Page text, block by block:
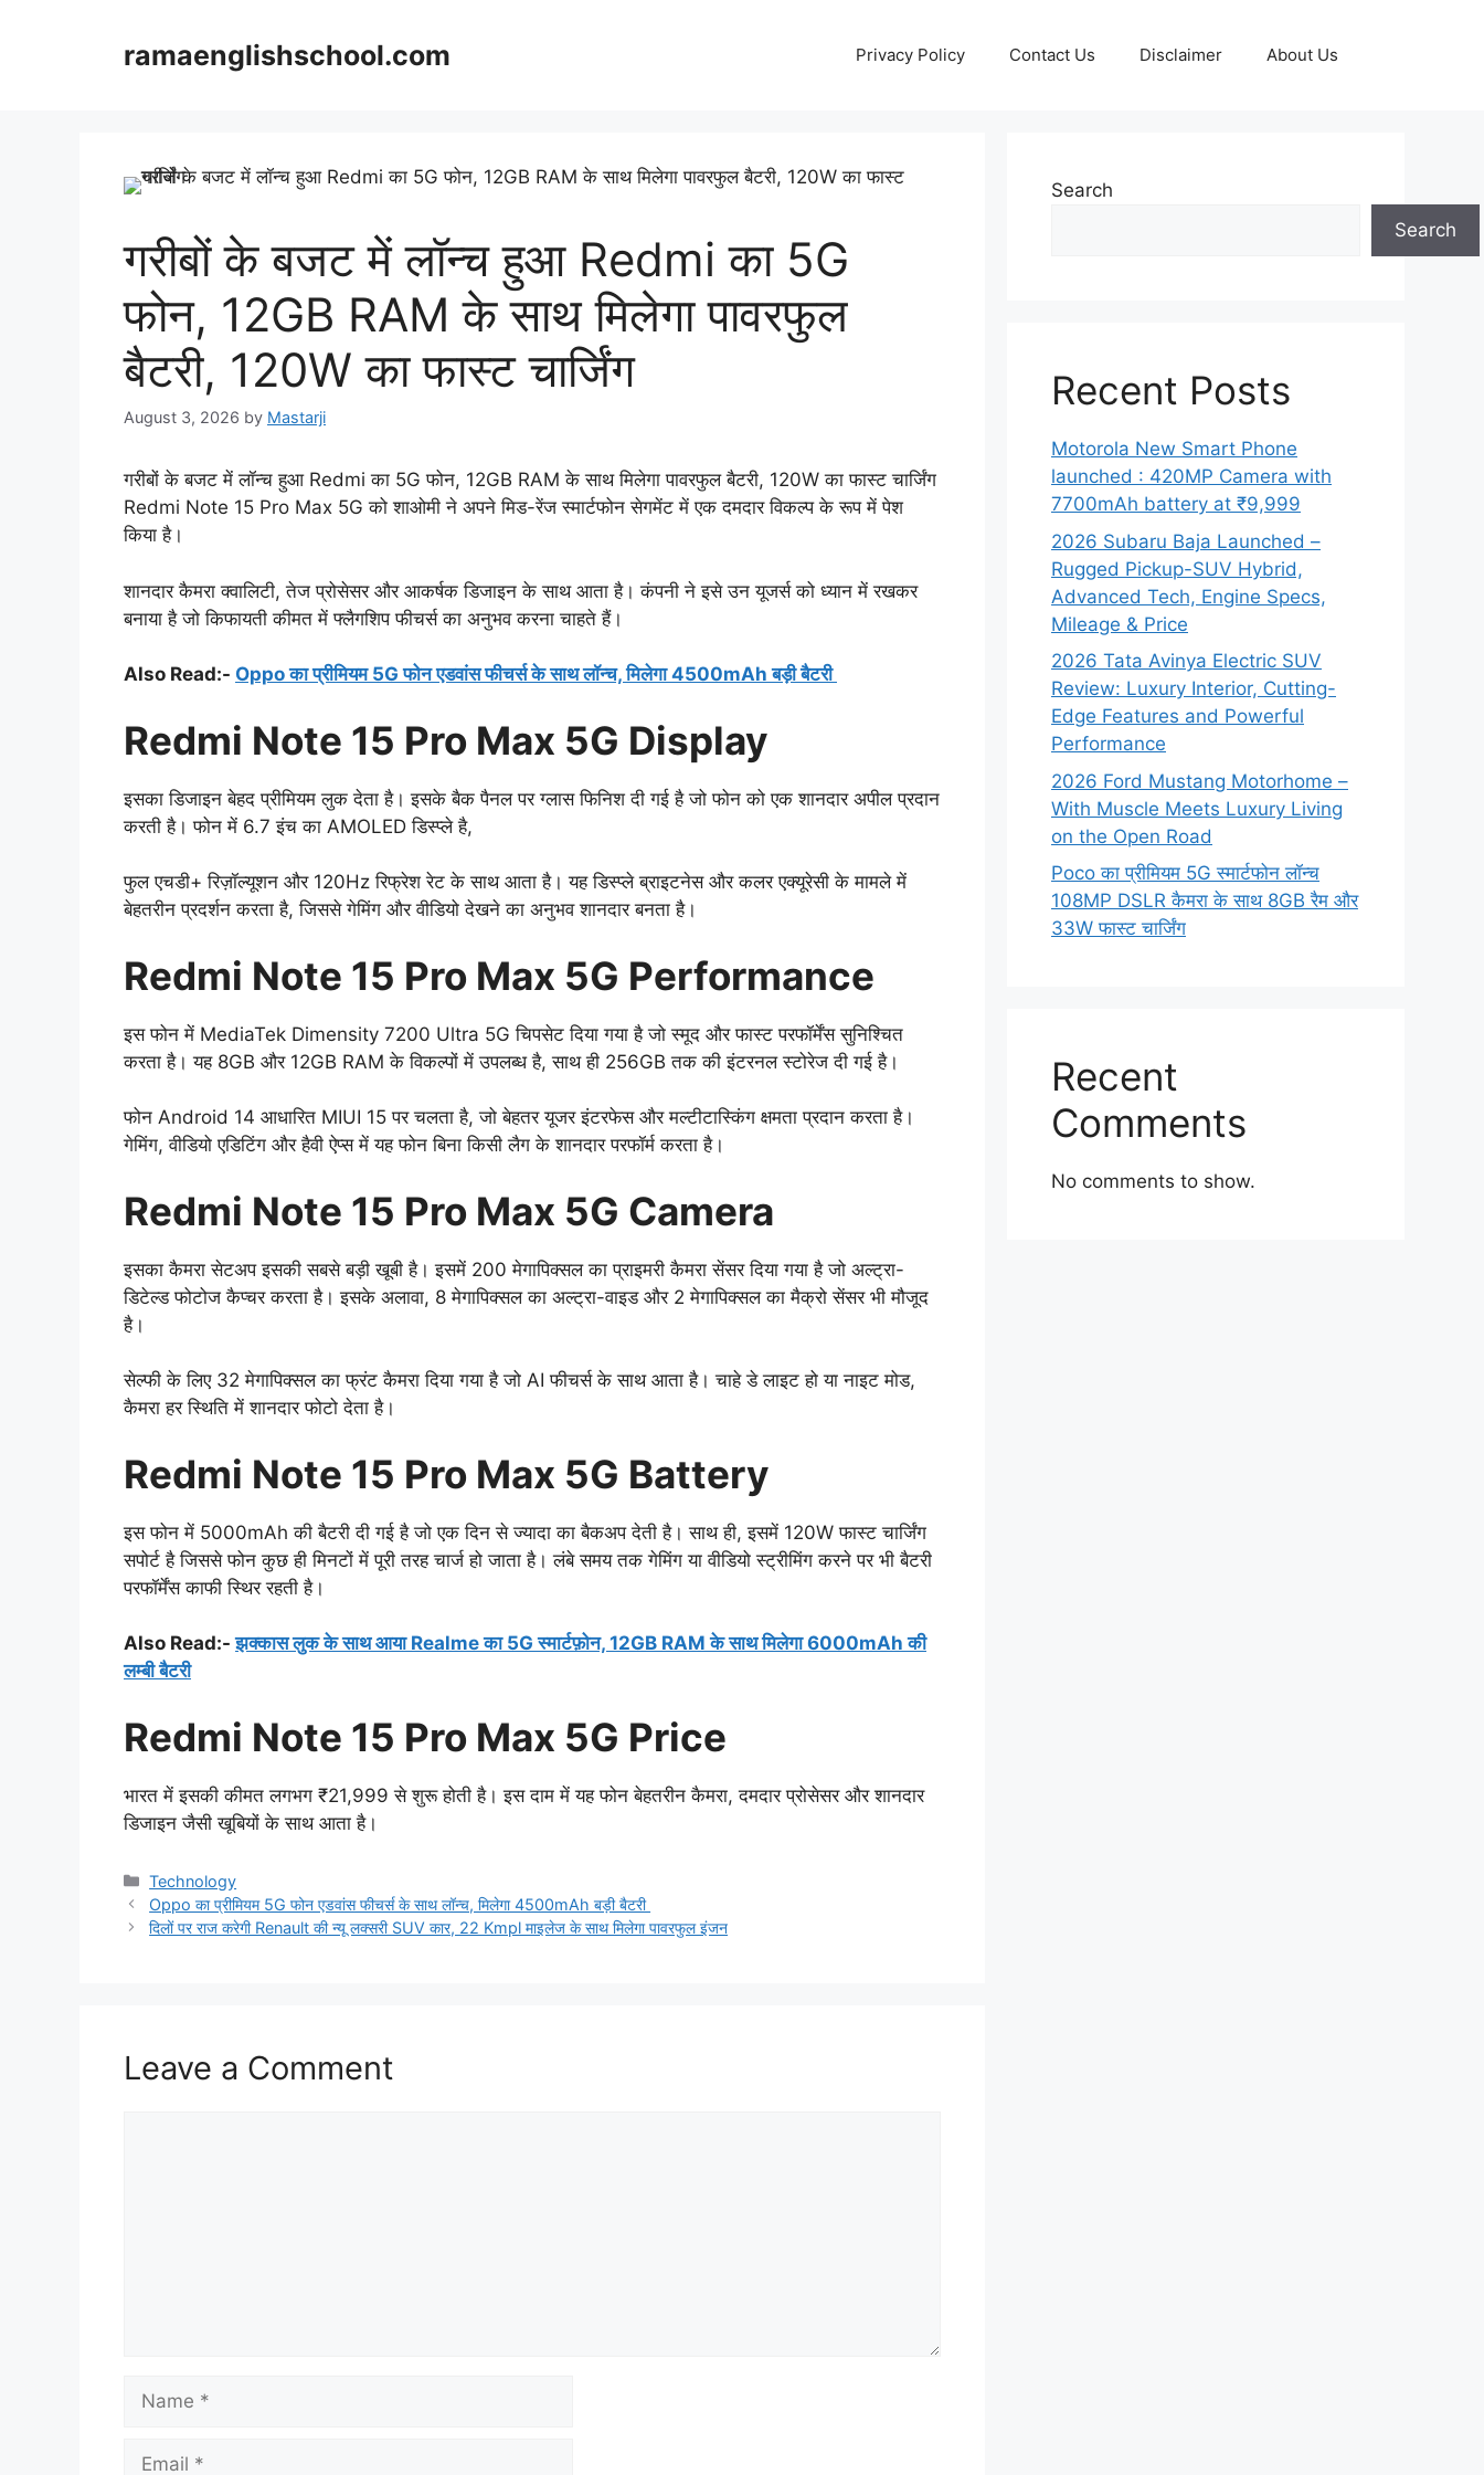
ramaenglishschool.com Privacy Policy Contact Us Disclaimer About Us
गरीबों के बजट में लॉन्च हुआ Redmi का 5G
फोन, 12GB RAM के साथ मिलेगा पावरफुल
बैटरी, 120W का फास्ट चार्जिंग
August 3, 2026 by Mastarji
गरीबों के बजट में लॉन्च हुआ Redmi का 5G फोन, 12GB RAM के साथ मिलेगा पावरफुल बैटरी, 120W का फास्ट चार्जिंग
Redmi Note 15 Pro Max 5G को शाओमी ने अपने मिड-रेंज स्मार्टफोन सेगमेंट में एक दमदार विकल्प के रूप में पेश
किया है।
शानदार कैमरा क्वालिटी, तेज प्रोसेसर और आकर्षक डिजाइन के साथ आता है। कंपनी ने इसे उन यूजर्स को ध्यान में रखकर
बनाया है जो किफायती कीमत में फ्लैगशिप फीचर्स का अनुभव करना चाहते हैं।
Also Read:- Oppo का प्रीमियम 5G फोन एडवांस फीचर्स के साथ लॉन्च, मिलेगा 4500mAh बड़ी बैटरी
Redmi Note 15 Pro Max 5G Display
इसका डिजाइन बेहद प्रीमियम लुक देता है। इसके बैक पैनल पर ग्लास फिनिश दी गई है जो फोन को एक शानदार अपील प्रदान
करती है। फोन में 6.7 इंच का AMOLED डिस्प्ले है,
फुल एचडी+ रिज़ॉल्यूशन और 120Hz रिफ्रेश रेट के साथ आता है। यह डिस्प्ले ब्राइटनेस और कलर एक्यूरेसी के मामले में
बेहतरीन प्रदर्शन करता है, जिससे गेमिंग और वीडियो देखने का अनुभव शानदार बनता है।
Redmi Note 15 Pro Max 5G Performance
इस फोन में MediaTek Dimensity 7200 Ultra 5G चिपसेट दिया गया है जो स्मूद और फास्ट परफॉर्मेंस सुनिश्चित
करता है। यह 8GB और 12GB RAM के विकल्पों में उपलब्ध है, साथ ही 256GB तक की इंटरनल स्टोरेज दी गई है।
फोन Android 14 आधारित MIUI 15 पर चलता है, जो बेहतर यूजर इंटरफेस और मल्टीटास्किंग क्षमता प्रदान करता है।
गेमिंग, वीडियो एडिटिंग और हैवी ऐप्स में यह फोन बिना किसी लैग के शानदार परफॉर्म करता है।
Redmi Note 15 Pro Max 5G Camera
इसका कैमरा सेटअप इसकी सबसे बड़ी खूबी है। इसमें 200 मेगापिक्सल का प्राइमरी कैमरा सेंसर दिया गया है जो अल्ट्रा-
डिटेल्ड फोटोज कैप्चर करता है। इसके अलावा, 8 मेगापिक्सल का अल्ट्रा-वाइड और 2 मेगापिक्सल का मैक्रो सेंसर भी मौजूद
है।
सेल्फी के लिए 32 मेगापिक्सल का फ्रंट कैमरा दिया गया है जो AI फीचर्स के साथ आता है। चाहे डे लाइट हो या नाइट मोड,
कैमरा हर स्थिति में शानदार फोटो देता है।
Redmi Note 15 Pro Max 5G Battery
इस फोन में 5000mAh की बैटरी दी गई है जो एक दिन से ज्यादा का बैकअप देती है। साथ ही, इसमें 120W फास्ट चार्जिंग
सपोर्ट है जिससे फोन कुछ ही मिनटों में पूरी तरह चार्ज हो जाता है। लंबे समय तक गेमिंग या वीडियो स्ट्रीमिंग करने पर भी बैटरी
परफॉर्मेंस काफी स्थिर रहती है।
Also Read:-झक्कास लुक के साथ आया Realme का 5G स्मार्टफ़ोन, 12GB RAM के साथ मिलेगा 6000mAh की
लम्बी बैटरी
Redmi Note 15 Pro Max 5G Price
भारत में इसकी कीमत लगभग ₹21,999 से शुरू होती है। इस दाम में यह फोन बेहतरीन कैमरा, दमदार प्रोसेसर और शानदार
डिजाइन जैसी खूबियों के साथ आता है।
Categories
Technology
Oppo का प्रीमियम 5G फोन एडवांस फीचर्स के साथ लॉन्च, मिलेगा 4500mAh बड़ी बैटरी
दिलों पर राज करेगी Renault की न्यू लक्सरी SUV कार, 22 Kmpl माइलेज के साथ मिलेगा पावरफुल इंजन
Leave a Comment
Search
Search
Recent Posts
Motorola New Smart Phone
launched : 420MP Camera with
7700mAh battery at ₹9,999
2026 Subaru Baja Launched –
Rugged Pickup-SUV Hybrid,
Advanced Tech, Engine Specs,
Mileage & Price
2026 Tata Avinya Electric SUV
Review: Luxury Interior, Cutting-
Edge Features and Powerful
Performance
2026 Ford Mustang Motorhome –
With Muscle Meets Luxury Living
on the Open Road
Poco का प्रीमियम 5G स्मार्टफोन लॉन्च
108MP DSLR कैमरा के साथ 8GB रैम और
33W फास्ट चार्जिंग
Recent
Comments
No comments to show.